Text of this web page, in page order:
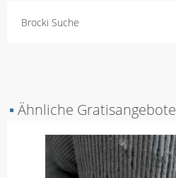
Brocki Suche
▪ Ähnliche Gratisangebote